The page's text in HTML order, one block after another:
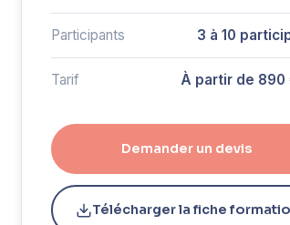
Participants 3 à 10
Tarif À partir de 890
Demander un devis
Télécharger la fiche